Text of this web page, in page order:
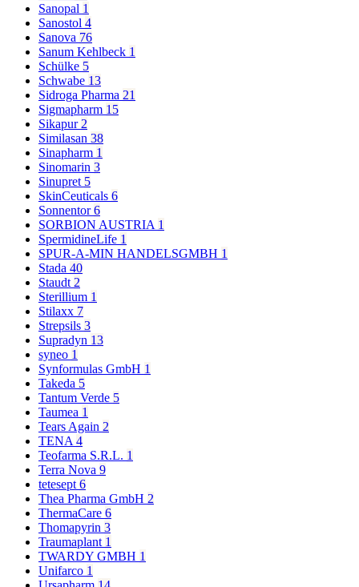
Sanopal 1
Sanostol 4
Sanova 76
Sanum Kehlbeck 1
Schülke 5
Schwabe 13
Sidroga Pharma 21
Sigmapharm 15
Sikapur2
Similasan 38
Sinapharm 1
Sinomarin 3
Sinupret 5
SkinCeuticals 6
Sonnentor6
SORBION AUSTRIA 1
SpermidineLife 1
SPUR-A-MIN HANDELSGMBH 1
Stada 40
Staudt2
Sterillium 1
Stilaxx 7
Strepsils 3
Supradyn 13
syneo 1
Synformulas GmbH 1
Takeda 5
Tantum Verde 5
Taumea 1
Tears Again 2
TENA4
Teofarma S.R.L. 1
Terra Nova 9
tetesept6
Thea Pharma GmbH 2
ThermaCare 6
Thomapyrin 3
Traumaplant 1
TWARDY GMBH 1
Unifarco 1